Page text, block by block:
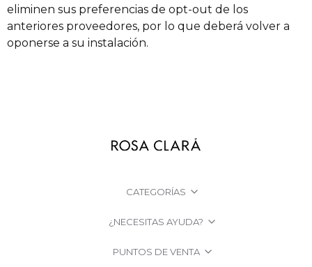
eliminen sus preferencias de opt-out de los
anteriores proveedores, por lo que deberá volver a
oponerse a su instalación.
CATEGORÍAS
¿NECESITAS AYUDA?
PUNTOS DE VENTA